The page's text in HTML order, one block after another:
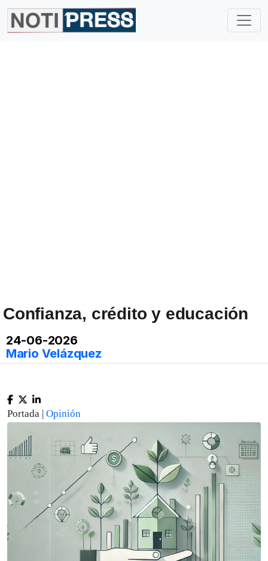
Confianza, crédito y educación
24-06-2026
Mario Velázquez
Portada | Opinión